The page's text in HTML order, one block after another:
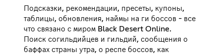
Подсказки, рекомендации, пресеты, купоны,
таблицы, обновления, наймы на ги боссов - все
что связано с миром Black Desert Online.
Поиск согильдийцев и гильдий, сообщения о
баффах страны утра, о респе боссов, как